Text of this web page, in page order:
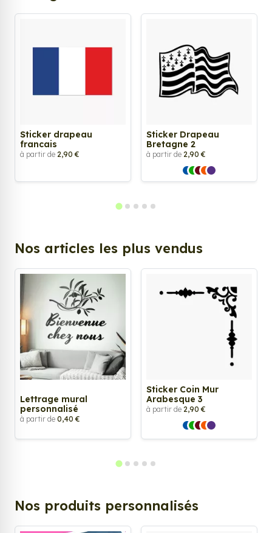
Sticker drapeau
francais
à partir de 2,90 €
Sticker Drapeau
Bretagne 2
à partir de 2,90 €
Nos articles les plus vendus
Lettrage mural
personnalisé
à partir de 0,40 €
Sticker Coin Mur
Arabesque 3
à partir de 2,90 €
Nos produits personnalisés